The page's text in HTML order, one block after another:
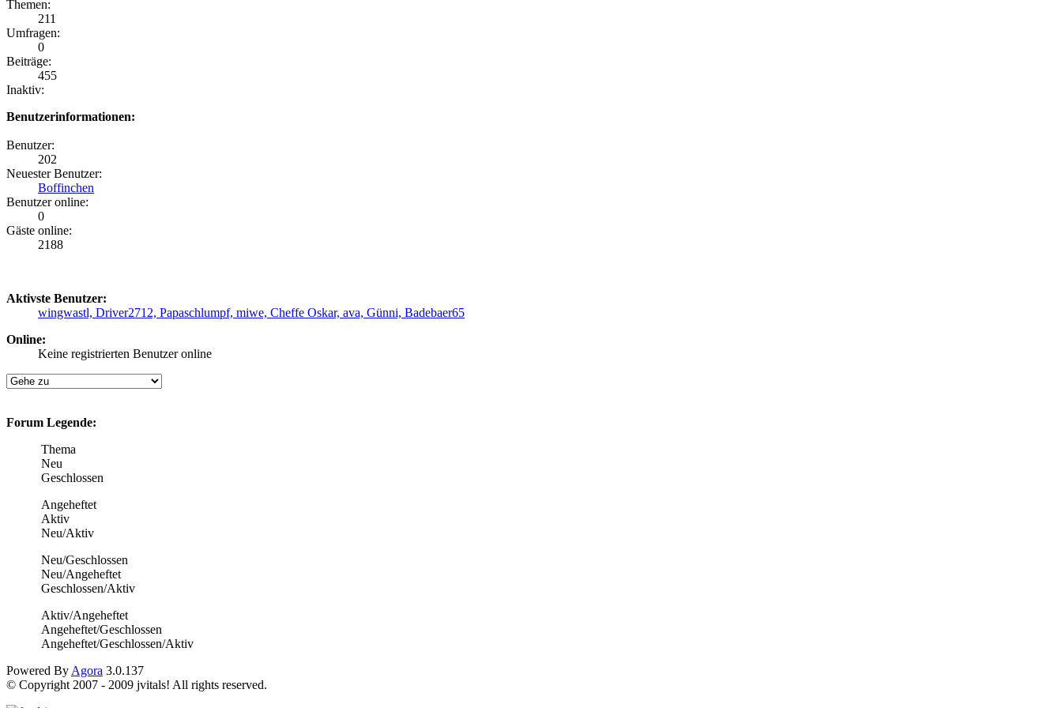
Themen:
211
Umfragen:
0
Beiträge:
455
Inaktiv:
Benutzerinformationen:
Benutzer:
202
Neuester Benutzer:
Boffinchen
Benutzer online:
0
Gäste online:
2188
Aktivste Benutzer:
wingwastl, Driver2712, Papaschlumpf, miwe, Cheffe Oskar, ava, Günni, Badebaer65
Online:
Keine registrierten Benutzer online
Forum Legende:
Thema
Neu
Geschlossen
Angeheftet
Aktiv
Neu/Aktiv
Neu/Geschlossen
Neu/Angeheftet
Geschlossen/Aktiv
Aktiv/Angeheftet
Angeheftet/Geschlossen
Angeheftet/Geschlossen/Aktiv
Powered By Agora 3.0.137
© Copyright 2007 - 2009 jvitals! All rights reserved.